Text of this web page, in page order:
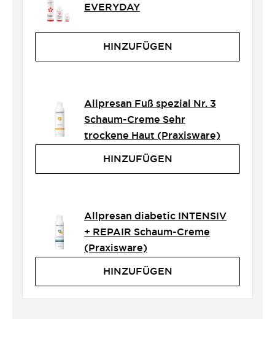
EVERYDAY
HINZUFÜGEN
Allpresan Fuß spezial Nr. 3
Schaum-Creme Sehr
trockene Haut (Praxisware)
HINZUFÜGEN
Allpresan diabetic INTENSIV
+ REPAIR Schaum-Creme
(Praxisware)
HINZUFÜGEN